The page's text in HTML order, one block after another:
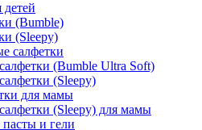
(Bumble)
(Sleepy)
салфетки
(Bumble Ultra Soft)
(Sleepy)
для мамы
(Sleepy) для мамы
и гели